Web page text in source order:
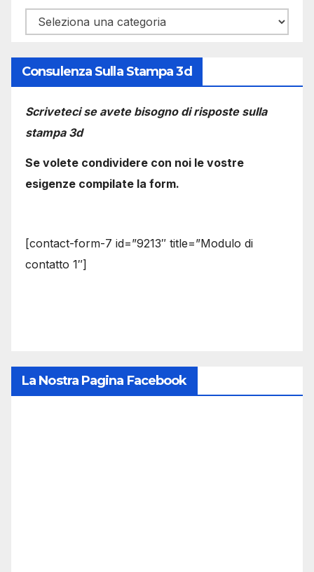
Categorie
Consulenza Sulla Stampa 3d
Scriveteci se avete bisogno di risposte sulla
stampa 3d
Se volete condividere con noi le vostre
esigenze compilate la form.
[contact-form-7 id=”9213″ title=”Modulo di
contatto 1″]
La Nostra Pagina Facebook